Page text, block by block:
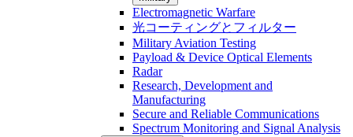
Electromagnetic Warfare
光コーティングとフィルター
Military Aviation Testing
Payload & Device Optical Elements
Radar
Research, Development and
Manufacturing
Secure and Reliable Communications
Spectrum Monitoring and Signal Analysis